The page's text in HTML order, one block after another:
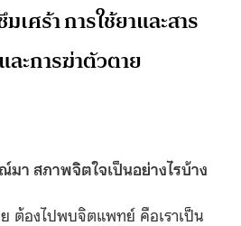
เศร้า การใช้ยาและสาร
ะการฆ่าตัวตาย
า สภาพจิตใจเป็นอย่างไรบ้าง
ต้องไปพบจิตแพทย์ คือเราเป็น